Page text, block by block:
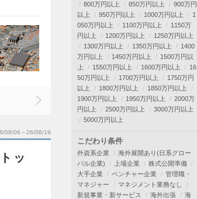
08/06～26/08/19
ッ
800万円以上
850万円以上
900万円
以上
950万円以上 1000万円以上
1
050万円以上
1100万円以上
1150万
円以上
1200万円以上
1250万円以上
1300万円以上
1350万円以上
1400
万円以上
1450万円以上
1500万円以
上
1550万円以上 1600万円以上
16
50万円以上
1700万円以上
1750万円
以上
1800万円以上
1850万円以上
1900万円以上
1950万円以上
2000万
円以上
2500万円以上
3000万円以上
5000万円以上
こだわり条件
外資系企業
海外展開あり(日系グロー
バル企業)
上場企業
株式公開準備
大手企業
ベンチャー企業
管理職・
マネジャー
マネジメント業務なし
新規事業・新サービス
海外出張
海